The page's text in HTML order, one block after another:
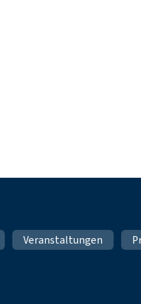
Veranstaltungen